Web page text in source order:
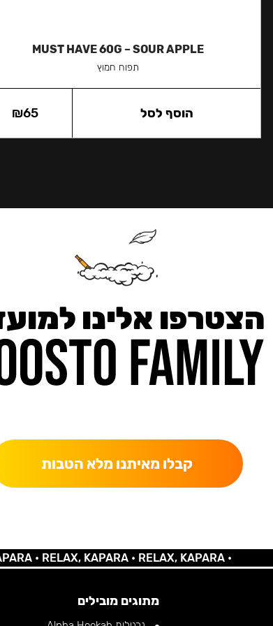
MUST HAVE 60G – SOUR APPLE
תפוח חמוץ
₪65 הוסף לסל
הצטרפו אלינו
קבלו מאיתנו מלא הטבות
•RELAX, KAPARA •RELAX, KAPARA •
מתוגים מובילים